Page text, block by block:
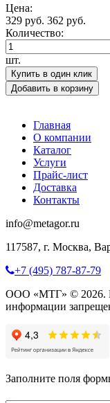
Цена:
329 руб. 362 руб.
Количество:
шт.
Купить в один клик
Добавить в корзину
Главная
О компании
Каталог
Услуги
Прайс-лист
Доставка
Контакты
info@metagor.ru
117587, г. Москва,
+7 (495) 787-87-79
ООО «МТГ» © 2026.
информации
Заполните поля